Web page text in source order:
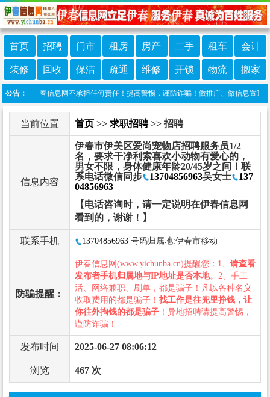
首页 招聘 门市 租房 房产 二手 租车 会计
装修 回收 保洁 疏通 维修 开锁 物流 搬家
公告：
发布，伊春信息网不承担任何责任！提高警惕，谨防诈骗！做推广、做信息置顶！
当前位置 首页 >> 求职招聘>> 招聘
信息内容
伊春市伊美区爱尚宠物店招聘服务员1/2
名，要求干净利索喜欢小动物有爱心的，
男女不限，身体健康年龄20/45岁之间！联
系电话微信同步
13704856963吴女士
137
04856963
【电话咨询时，请一定说明在伊春信息网
看到的，谢谢！】
联系手机 13704856963 号码归属地:伊春市移动
防骗提醒：
伊春信息网(www.yichunba.cn)提醒您：1、 请查看
发布者手机归属地与IP地址是否本地。2、手工
活、网络兼职、刷单，都是骗子！凡以各种名义
收取费用的都是骗子！ 找工作是往兜里挣钱，让
你往外掏钱的都是骗子 ！异地招聘请提高警惕，
谨防诈骗！
发布时间 2025-06-27 08:06:12
浏览 467 次